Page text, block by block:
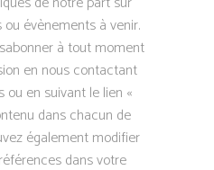
évènements à venir.
à tout moment
en nous contactant
ou en suivant le lien «
dans chacun de
également modifier
dans votre